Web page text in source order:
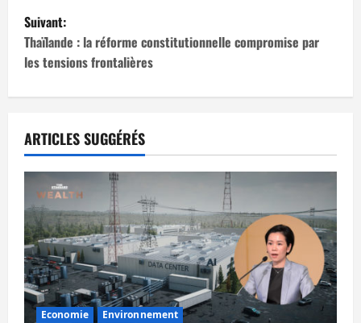
v
i
g
t
i
o
n
d
Suivant:
Thaïlande : la réforme constitutionnelle compromise par
les tensions frontalières
ARTICLES SUGGÉRÉS
Economie Environnement